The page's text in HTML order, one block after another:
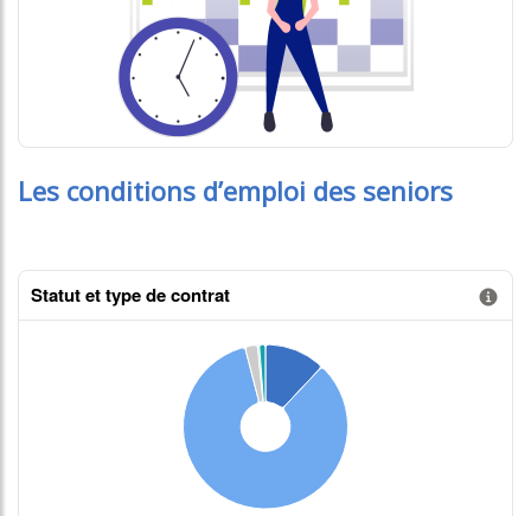
Les conditions d’emploi des seniors
Statut et type de contrat